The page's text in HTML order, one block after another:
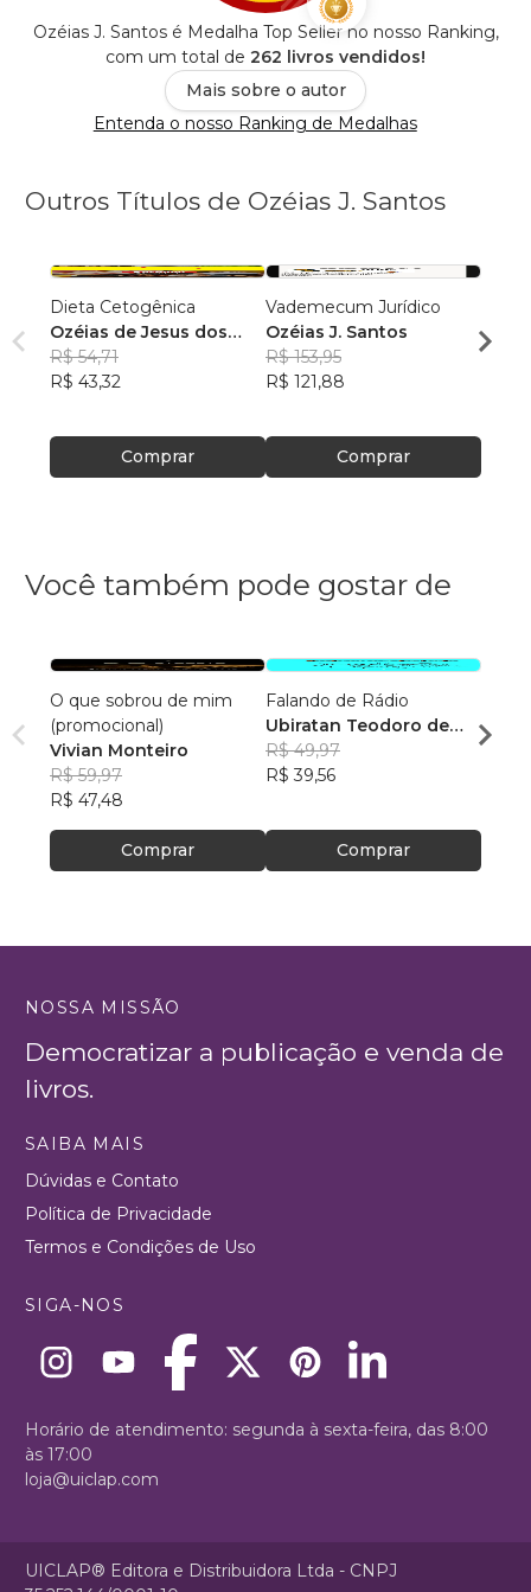
Ozéias J. Santos é Medalha Top Seller no nosso Ranking,
com um total de 262 livros vendidos!
Mais sobre o autor
Entenda o nosso Ranking de Medalhas
Outros Títulos de Ozéias J. Santos
Dieta Cetogênica
Ozéias de Jesus dos
Santos
R$ 54,71
R$ 43,32
Comprar
Vademecum Jurídico
Ozéias J. Santos
R$ 153,95
R$ 121,88
Comprar
Você também pode gostar de
O que sobrou de mim
(promocional)
Vivian Monteiro
R$ 59,97
R$ 47,48
Comprar
Falando de Rádio
Ubiratan Teodoro de
Souza
R$ 49,97
R$ 39,56
Comprar
Há
NOSSA MISSÃO
Democratizar a publicação e venda de
livros.
SAIBA MAIS
Dúvidas e Contato
Política de Privacidade
Termos e Condições de Uso
SIGA-NOS
Horário de atendimento: segunda à sexta-feira, das 8:00
às 17:00
loja@uiclap.com
UICLAP® Editora e Distribuidora Ltda - CNPJ